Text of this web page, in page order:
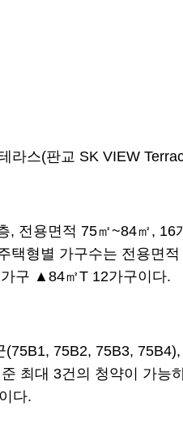
스(판교 SK VIEW
전용면적 75㎡~84㎡,
택형별 가구수는 전용
구 ▲84㎡T 12가구이다.
75B2, 75B3,
최대 3건의 청약이 가능
다.